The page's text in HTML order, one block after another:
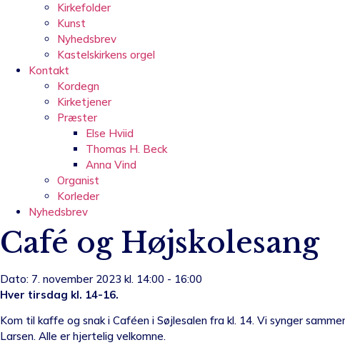
Kirkefolder
Kunst
Nyhedsbrev
Kastelskirkens orgel
Kontakt
Kordegn
Kirketjener
Præster
Else Hviid
Thomas H. Beck
Anna Vind
Organist
Korleder
Nyhedsbrev
Café og Højskolesang
Dato: 7. november 2023 kl. 14:00 - 16:00
Hver tirsdag kl. 14-16.
Kom til kaffe og snak i Caféen i Søjlesalen fra kl. 14. Vi synger
Larsen. Alle er hjertelig velkomne.